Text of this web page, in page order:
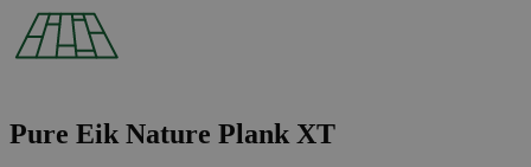
Pure Eik Nature Plank XT